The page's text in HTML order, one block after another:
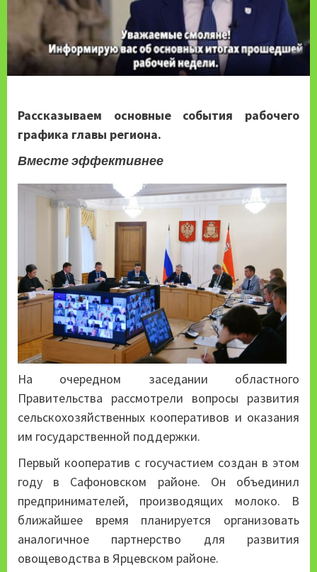
Рассказываем основные события рабочего
графика главы региона.
Вместе эффективнее
На очередном заседании областного
Правительства рассмотрели вопросы развития
сельскохозяйственных кооперативов и оказания
им государственной поддержки.
Первый кооператив с госучастием создан в этом
году в Сафоновском районе. Он объединил
предпринимателей, производящих молоко. В
ближайшее время планируется организовать
аналогичное партнерство для развития
овощеводства в Ярцевском районе.